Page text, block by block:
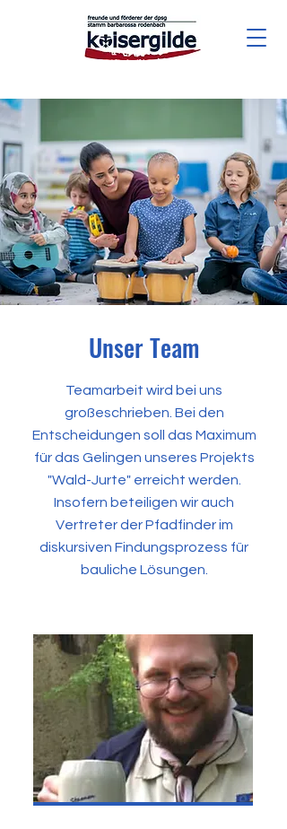
Unser Team
Teamarbeit wird bei uns
großeschrieben. Bei den
Entscheidungen soll das Maximum
für das Gelingen unseres Projekts
"Wald-Jurte" erreicht werden.
Insofern beteiligen wir auch
Vertreter der Pfadfinder im
diskursiven Findungsprozess für
bauliche Lösungen.